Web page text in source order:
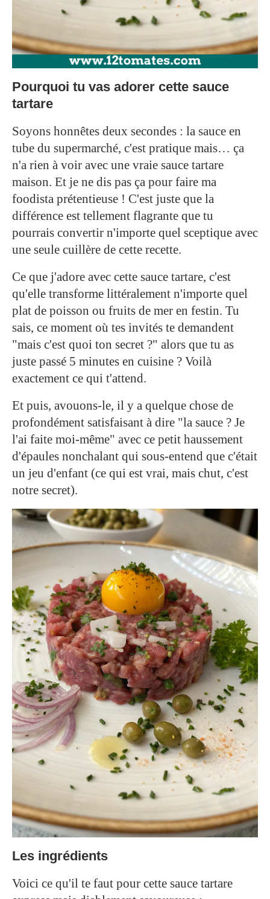
Pourquoi tu vas adorer cette sauce
tartare
Soyons honnêtes deux secondes : la sauce en
tube du supermarché, c'est pratique mais… ça
n'a rien à voir avec une vraie sauce tartare
maison. Et je ne dis pas ça pour faire ma
foodista prétentieuse ! C'est juste que la
différence est tellement flagrante que tu
pourrais convertir n'importe quel sceptique avec
une seule cuillère de cette recette.
Ce que j'adore avec cette sauce tartare, c'est
qu'elle transforme littéralement n'importe quel
plat de poisson ou fruits de mer en festin. Tu
sais, ce moment où tes invités te demandent
"mais c'est quoi ton secret ?" alors que tu as
juste passé 5 minutes en cuisine ? Voilà
exactement ce qui t'attend.
Et puis, avouons-le, il y a quelque chose de
profondément satisfaisant à dire "la sauce ? Je
l'ai faite moi-même" avec ce petit haussement
d'épaules nonchalant qui sous-entend que c'était
un jeu d'enfant (ce qui est vrai, mais chut, c'est
notre secret).
Les ingrédients
Voici ce qu'il te faut pour cette sauce tartare